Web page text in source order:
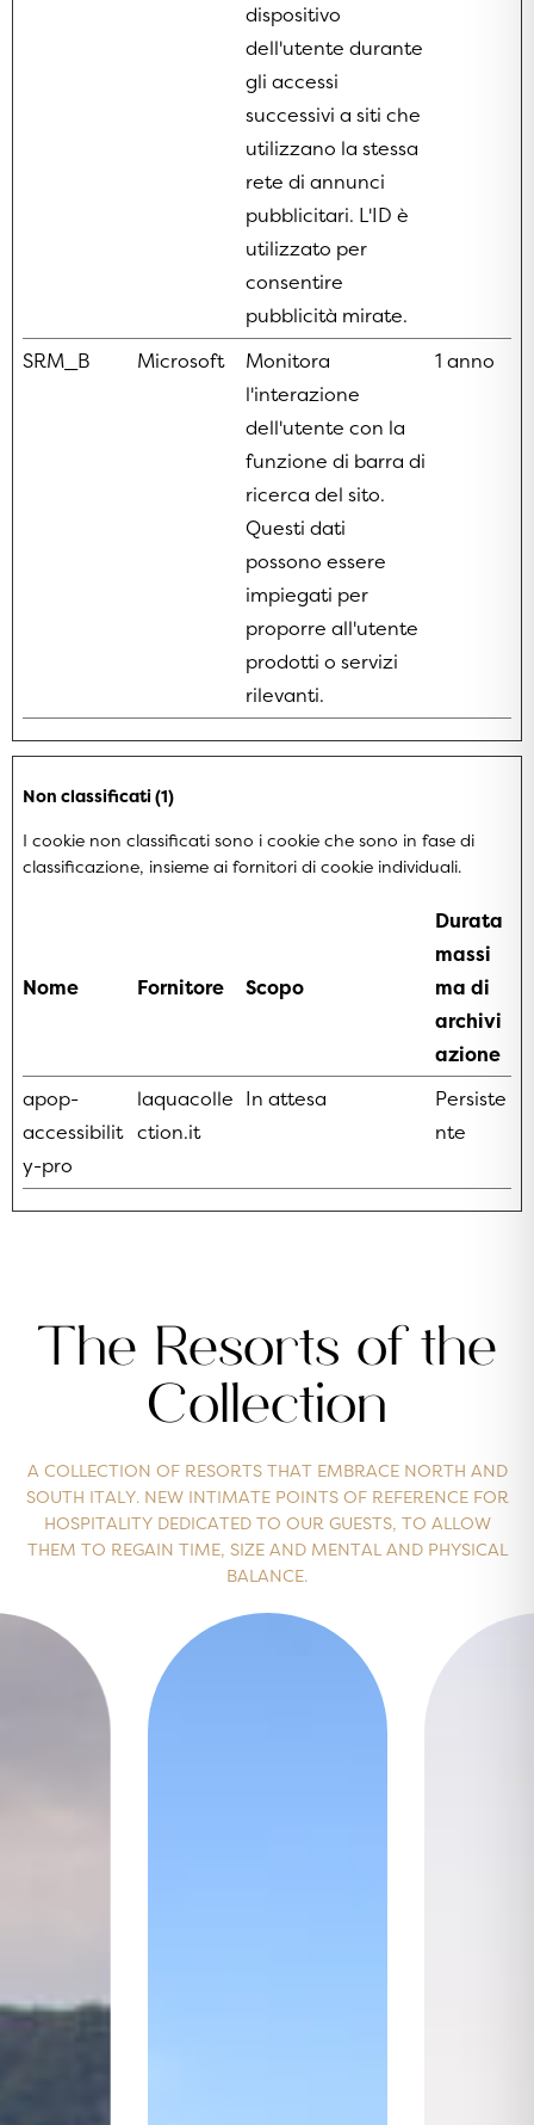
dispositivo
dell'utente durante
gli accessi
successivi a siti che
utilizzano la stessa
rete di annunci
pubblicitari. L'ID è
utilizzato per
consentire
pubblicità mirate.
SRM_B Microsoft
Monitora
l'interazione
dell'utente con la
funzione di barra di
ricerca del sito.
Questi dati
possono essere
impiegati per
proporre all'utente
prodotti o servizi
rilevanti.
1 anno
Non classificati (1)
I cookie non classificati sono i cookie che sono in fase di
classificazione, insieme ai fornitori di cookie individuali.
Nome Fornitore Scopo
Durata
massi
ma di
archivi
azione
apop-
accessibilit
y-pro
laquacolle
ction.it
In attesa
Persiste
nte
The Resorts of the
Collection
A COLLECTION OF RESORTS THAT EMBRACE NORTH AND
SOUTH ITALY. NEW INTIMATE POINTS OF REFERENCE FOR
HOSPITALITY DEDICATED TO OUR GUESTS, TO ALLOW
THEM TO REGAIN TIME, SIZE AND MENTAL AND PHYSICAL
BALANCE.